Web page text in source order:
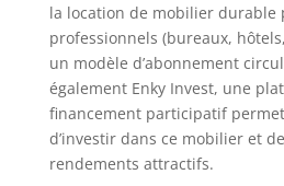
la location de mobilier durable
professionnels (bureaux,
un modèle d’abonnement
également Enky Invest, une
financement participatif
d’investir dans ce mobilier et
rendements attractifs.